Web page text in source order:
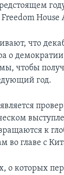
что
о
чтобы
год.
к
во главе с
о которых